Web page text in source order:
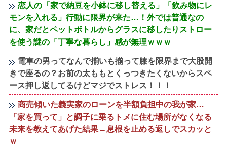
恋人の「家で納豆を小鉢に移し替える」「飲み物にレ
モンを入れる」行動に限界が来た…！外では普通なの
に、家だとペットボトルからグラスに移したりストロー
を使う謎の「丁寧な暮らし」感が無理ｗｗｗ
電車の男ってなんで揃いも揃って膝を限界まで大股開
きで座るの？お前の太ももとくっつきたくないからスペ
ース押し返してるけどマジでストレス！！！
商売傾いた義実家のローンを半額負担中の我が家…
「家を買って」と調子に乗るトメに住む場所がなくなる
未来を教えてあげた結果←息根を止める返しでスカッと
ｗ